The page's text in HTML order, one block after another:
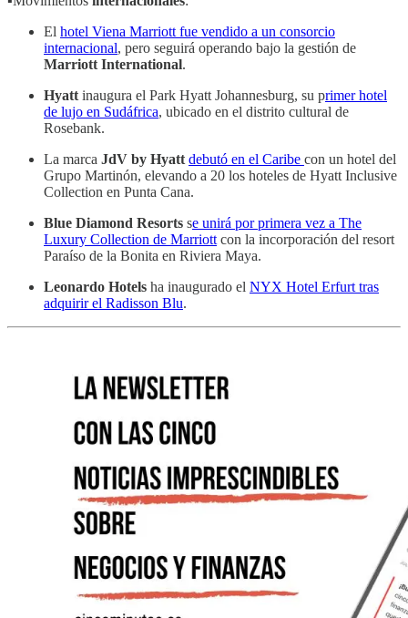
El hotel Viena Marriott fue vendido a un consorcio
internacional, pero seguirá operando bajo la gestión de
Marriott International.
Hyatt inaugura el Park Hyatt Johannesburg, su primer hotel
de lujo en Sudáfrica, ubicado en el distrito cultural de
Rosebank.
La marca JdV by Hyatt debutó en el Caribe con un hotel del
Grupo Martinón, elevando a 20 los hoteles de Hyatt Inclusive
Collection en Punta Cana.
Blue Diamond Resorts se unirá por primera vez a The
Luxury Collection de Marriott con la incorporación del resort
Paraíso de la Bonita en Riviera Maya.
Leonardo Hotels ha inaugurado el NYX Hotel Erfurt tras
adquirir el Radisson Blu.